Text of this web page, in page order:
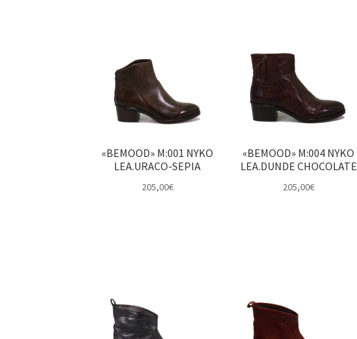
«BEMOOD» M:001 NYKO
LEA.URACO-SEPIA
205,00€
«BEMOOD» M:004 NYKO
LEA.DUNDE CHOCOLATE
205,00€